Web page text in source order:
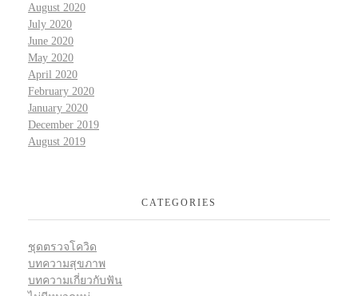
August 2020
July 2020
June 2020
May 2020
April 2020
February 2020
January 2020
December 2019
August 2019
CATEGORIES
ชุดตรวจโควิด
บทความสุขภาพ
บทความเกี่ยวกับฟัน